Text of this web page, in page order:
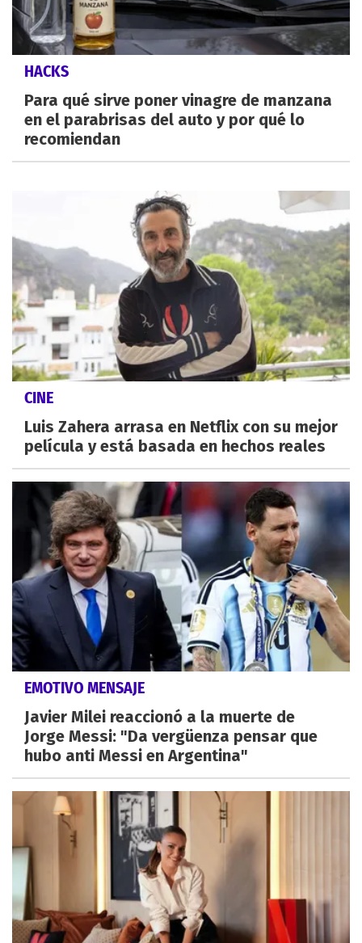
HACKS
Para qué sirve poner vinagre de manzana
en el parabrisas del auto y por qué lo
recomiendan
CINE
Luis Zahera arrasa en Netflix con su mejor
película y está basada en hechos reales
EMOTIVO MENSAJE
Javier Milei reaccionó a la muerte de
Jorge Messi: "Da vergüenza pensar que
hubo anti Messi en Argentina"